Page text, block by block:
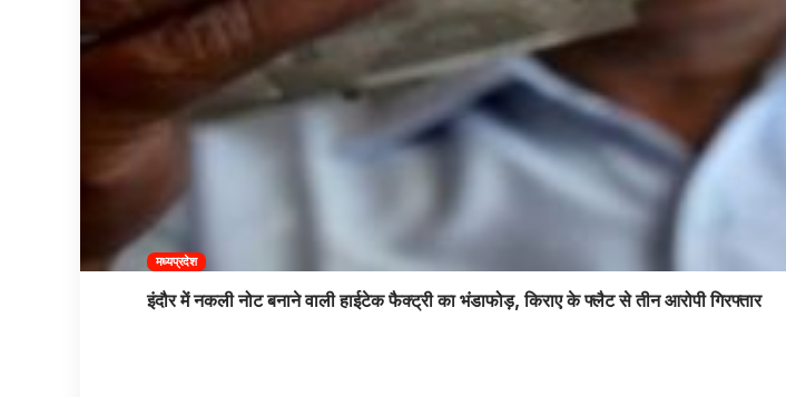
मध्यप्रदेश
इंदौर में नकली नोट बनाने वाली हाईटेक फैक्ट्री का भंडाफोड़, किराए के फ्लैट से तीन आरोपी गिरफ्तार